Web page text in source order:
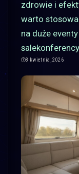
zdrowie i
warto
na duże
8 kwietnia, 2026